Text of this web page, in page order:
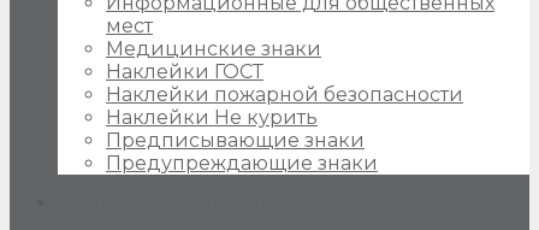
мест
Медицинские знаки
Наклейки ГОСТ
Наклейки пожарной безопасности
Наклейки Не курить
Предписывающие знаки
Предупреждающие знаки